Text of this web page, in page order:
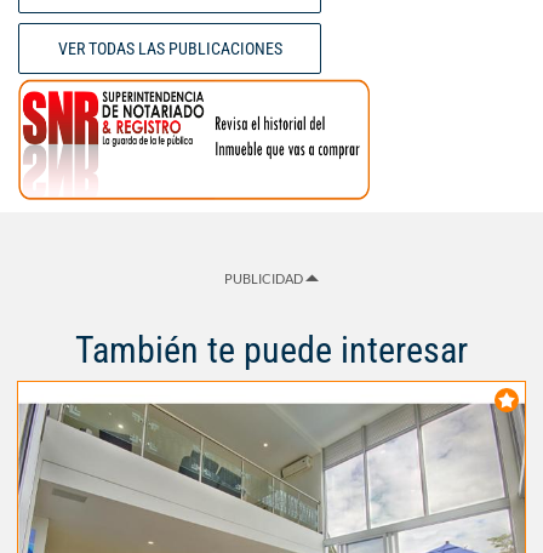
VER TODAS LAS PUBLICACIONES
PUBLICIDAD
También te puede interesar